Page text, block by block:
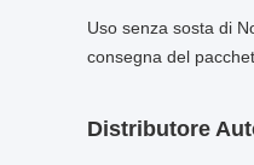
Uso senza sosta di
consegna del
Distributore